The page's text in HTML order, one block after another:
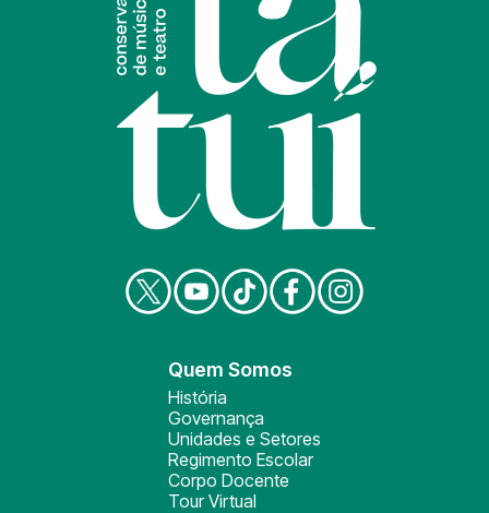
Quem Somos
História
Governança
Unidades e Setores
Regimento Escolar
Corpo Docente
Tour Virtual